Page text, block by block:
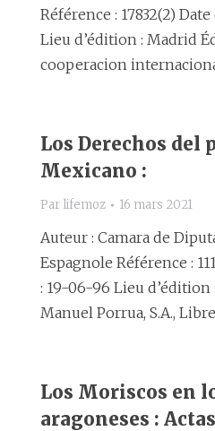
Référence : 17832(2)
Lieu d’édition : Madrid
cooperacion
Los Derechos del
Mexicano :
Par lifemoz 16 mars 2021
Auteur : Camara de
Espagnole Référence :
: 19-06-96 Lieu d’édition
Manuel Porrua, S.A.,
Los Moriscos en
aragoneses :